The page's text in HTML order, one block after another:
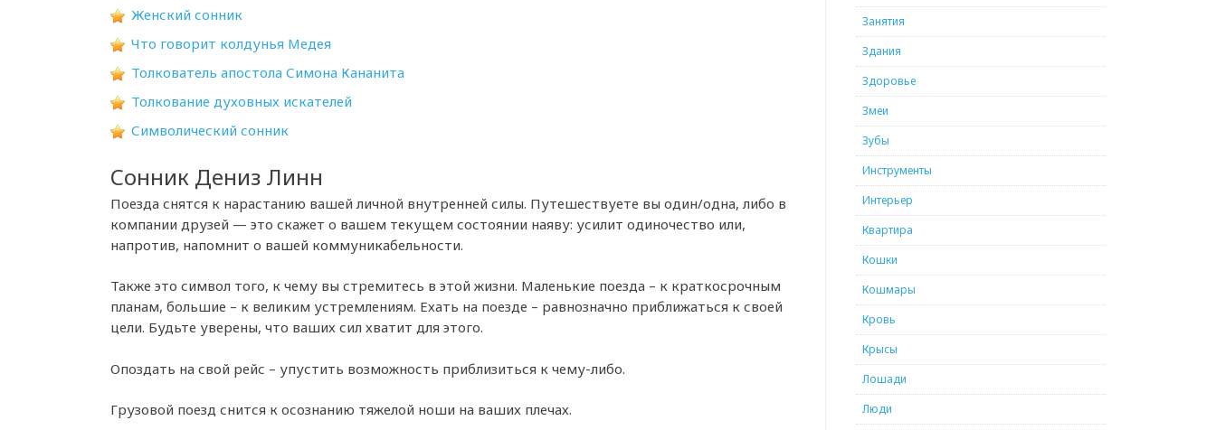
Женский сонник
Что говорит колдунья Медея
Толкователь апостола Симона Кананита
Толкование духовных искателей
Символический сонник
Сонник Дениз Линн
Поезда снятся к нарастанию вашей личной внутренней силы. Путешествуете вы один/одна, либо в
компании друзей — это скажет о вашем текущем состоянии наяву: усилит одиночество или,
напротив, напомнит о вашей коммуникабельности.
Также это символ того, к чему вы стремитесь в этой жизни. Маленькие поезда – к краткосрочным
планам, большие – к великим устремлениям. Ехать на поезде – равнозначно приближаться к своей
цели. Будьте уверены, что ваших сил хватит для этого.
Опоздать на свой рейс – упустить возможность приблизиться к чему-либо.
Грузовой поезд снится к осознанию тяжелой ноши на ваших плечах.
Занятия
Здания
Здоровье
Змеи
Зубы
Инструменты
Интерьер
Квартира
Кошки
Кошмары
Кровь
Крысы
Лошади
Люди